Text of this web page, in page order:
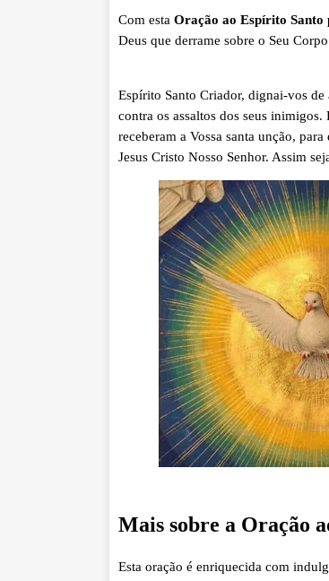
Com esta Oração ao Espírito Santo
Deus que derrame sobre o Seu
Espírito Santo Criador, dignai-vos
contra os assaltos dos seus
receberam a Vossa santa unção,
Jesus Cristo Nosso Senhor. Assim
Mais sobre a Oração
Esta oração é enriquecida com